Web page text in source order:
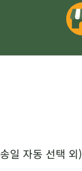
일 자동 선택 외)